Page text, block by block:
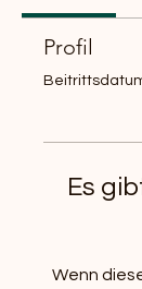
Profil
Es
Wenn